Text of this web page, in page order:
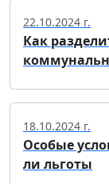
22.10.2024 г.
Как
18.10.2024 г.
Особые
ли льготы